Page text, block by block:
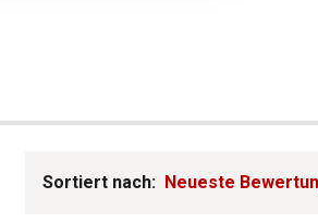
Sortiert nach: